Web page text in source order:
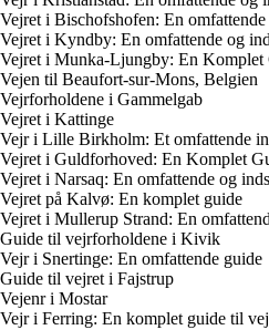
Vejret i Bischofshofen: En
Vejret i Kyndby: En omfattende og
Vejret i Munka-Ljungby: En Komplet
Vejen til Beaufort-sur-Mons, Belgien
Vejrforholdene i Gammelgab
Vejret i Kattinge
Vejr i Lille Birkholm: Et omfattende
Vejret i Guldforhoved: En Komplet
Vejret i Narsaq: En omfattende og
Vejret på Kalvø: En komplet guide
Vejret i Mullerup Strand: En
Guide til vejrforholdene i Kivik
Vejr i Snertinge: En omfattende guide
Guide til vejret i Fajstrup
Vejenr i Mostar
Vejr i Ferring: En komplet guide til